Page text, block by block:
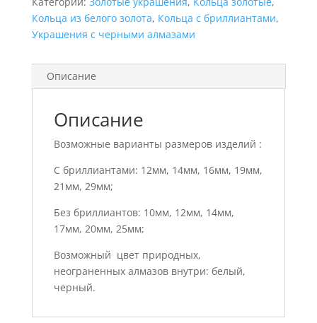
Кольца из белого золота, Кольца с бриллиантами,
Украшения с черными алмазами
Описание
Описание
Возможные варианты размеров изделий :
С бриллиантами: 12мм, 14мм, 16мм, 19мм,
21мм, 29мм;
Без бриллиантов: 10мм, 12мм, 14мм,
17мм, 20мм, 25мм;
Возможный цвет природных,
неограненных алмазов внутри: белый,
черный.